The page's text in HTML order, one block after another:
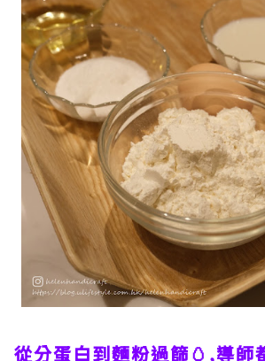
從分蛋白到麵粉過篩🥚,導師